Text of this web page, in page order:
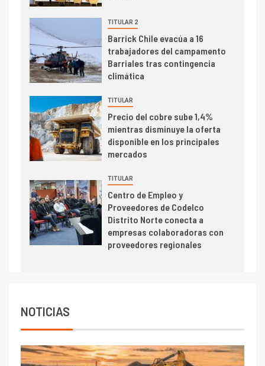
I+D
BHP proyecta producción de
cobre cercana a 2 millones de
toneladas tras récord en
7
Codelco reporta Ebitda de US$
6.670 millones y mejora sus
indicadores financieros
TITULAR 2
Barrick Chile evacúa a 16
trabajadores del campamento
Barriales tras contingencia
climática
TITULAR
Precio del cobre sube 1,4%
mientras disminuye la oferta
disponible en los principales
mercados
TITULAR
Centro de Empleo y
Proveedores de Codelco
Distrito Norte conecta a
empresas colaboradoras con
proveedores regionales
NOTICIAS